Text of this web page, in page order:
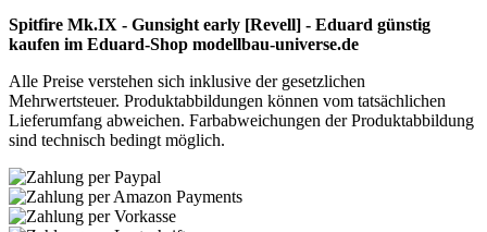
Spitfire Mk.IX - Gunsight early [Revell] - Eduard günstig
kaufen im Eduard-Shop modellbau-universe.de
Alle Preise verstehen sich inklusive der gesetzlichen
Mehrwertsteuer. Produktabbildungen können vom tatsächlichen
Lieferumfang abweichen. Farbabweichungen der Produktabbildung
sind technisch bedingt möglich.